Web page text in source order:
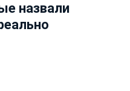
назвали